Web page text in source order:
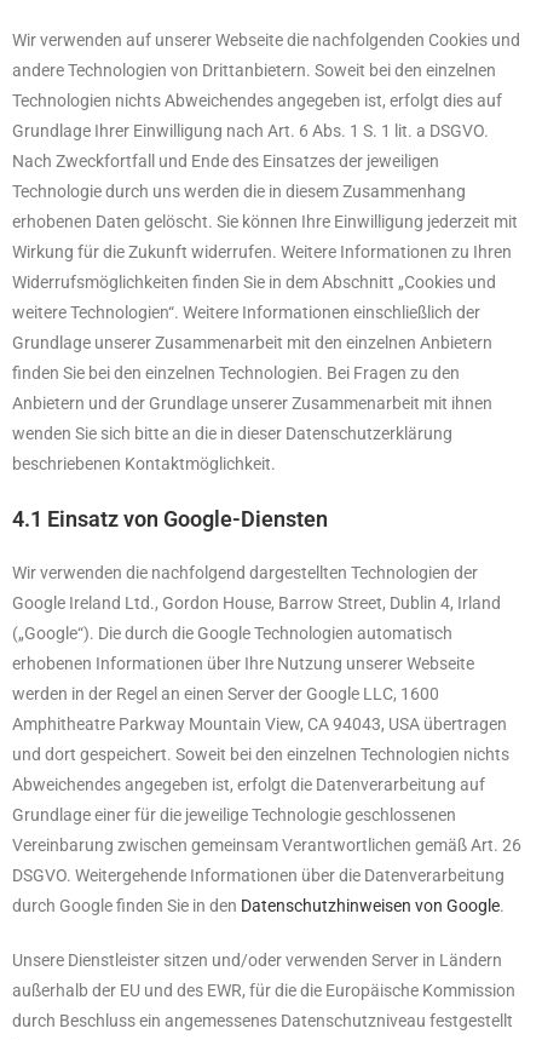
Wir verwenden auf unserer Webseite die nachfolgenden Cookies und
andere Technologien von Drittanbietern. Soweit bei den einzelnen
Technologien nichts Abweichendes angegeben ist, erfolgt dies auf
Grundlage Ihrer Einwilligung nach Art. 6 Abs. 1 S. 1 lit. a DSGVO.
Nach Zweckfortfall und Ende des Einsatzes der jeweiligen
Technologie durch uns werden die in diesem Zusammenhang
erhobenen Daten gelöscht. Sie können Ihre Einwilligung jederzeit mit
Wirkung für die Zukunft widerrufen. Weitere Informationen zu Ihren
Widerrufsmöglichkeiten finden Sie in dem Abschnitt „Cookies und
weitere Technologien“. Weitere Informationen einschließlich der
Grundlage unserer Zusammenarbeit mit den einzelnen Anbietern
finden Sie bei den einzelnen Technologien. Bei Fragen zu den
Anbietern und der Grundlage unserer Zusammenarbeit mit ihnen
wenden Sie sich bitte an die in dieser Datenschutzerklärung
beschriebenen Kontaktmöglichkeit.
4.1 Einsatz von Google-Diensten
Wir verwenden die nachfolgend dargestellten Technologien der
Google Ireland Ltd., Gordon House, Barrow Street, Dublin 4, Irland
(„Google“). Die durch die Google Technologien automatisch
erhobenen Informationen über Ihre Nutzung unserer Webseite
werden in der Regel an einen Server der Google LLC, 1600
Amphitheatre Parkway Mountain View, CA 94043, USA übertragen
und dort gespeichert. Soweit bei den einzelnen Technologien nichts
Abweichendes angegeben ist, erfolgt die Datenverarbeitung auf
Grundlage einer für die jeweilige Technologie geschlossenen
Vereinbarung zwischen gemeinsam Verantwortlichen gemäß Art. 26
DSGVO. Weitergehende Informationen über die Datenverarbeitung
durch Google finden Sie in den Datenschutzhinweisen von Google.
Unsere Dienstleister sitzen und/oder verwenden Server in Ländern
außerhalb der EU und des EWR, für die die Europäische Kommission
durch Beschluss ein angemessenes Datenschutzniveau festgestellt